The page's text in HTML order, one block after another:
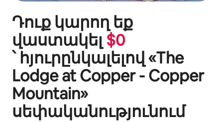
Դուք կարող եք
վաստակել $0
՝ հյուրընկալելով «The
Lodge at Copper - Copper
Mountain»
սեփականությունում